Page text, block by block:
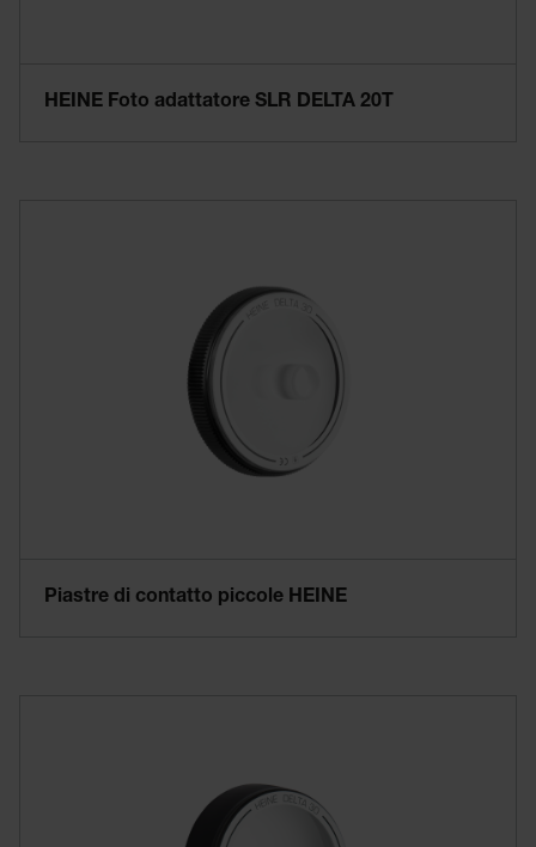
HEINE Foto adattatore SLR DELTA 20T
Piastre di contatto piccole HEINE